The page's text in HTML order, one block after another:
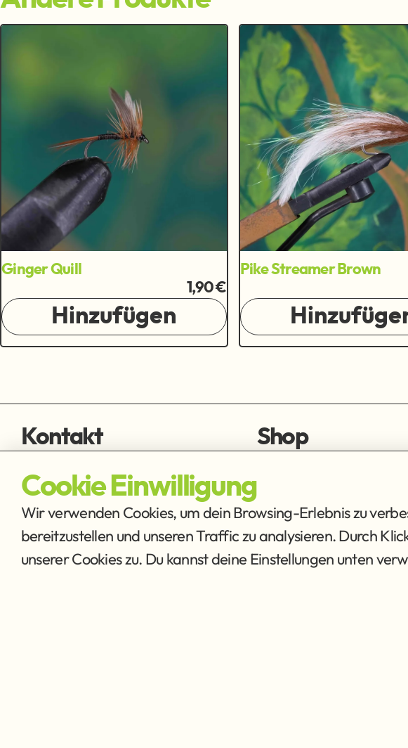
Ginger Quill
1,90 €
Hinzufügen
Pike Streamer Brown
Kontakt
fischen@ffmh.at
Shop
Ausrüstung
Cookie Einwilligung
Wir verwenden Cookies, um dein Browsing-Erlebnis zu
bereitzustellen und unseren Traffic zu analysieren. Durch
unserer Cookies zu. Du kannst deine Einstellungen unten